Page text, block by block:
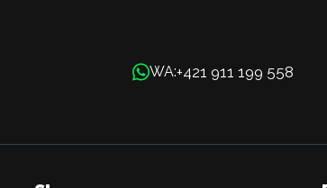
WA:+421 911 199 558